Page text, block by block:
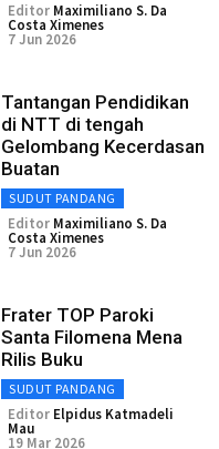
Editor Maximiliano S. Da
Costa Ximenes
7 Jun 2026
Tantangan Pendidikan
di NTT di tengah
Gelombang Kecerdasan
Buatan
SUDUT PANDANG
Editor Maximiliano S. Da
Costa Ximenes
7 Jun 2026
Frater TOP Paroki
Santa Filomena Mena
Rilis Buku
SUDUT PANDANG
Editor Elpidus Katmadeli
Mau
19 Mar 2026